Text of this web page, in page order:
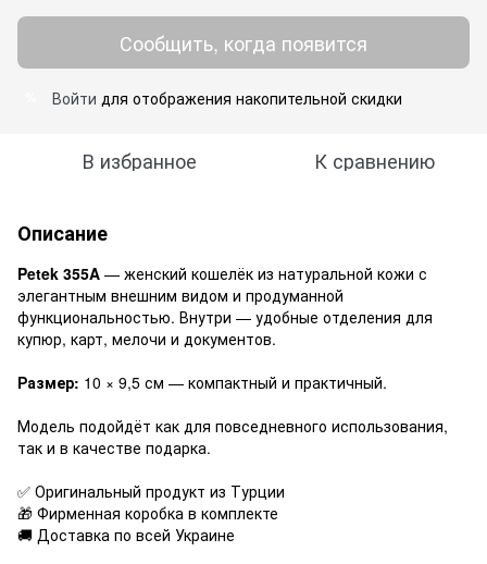
Сообщить, когда появится
Войти для отображения накопительной скидки
В избранное К сравнению
Описание
Petek 355A — женский кошелёк из натуральной кожи с
элегантным внешним видом и продуманной
функциональностью. Внутри — удобные отделения для
купюр, карт, мелочи и документов.
Размер: 10 × 9,5 см — компактный и практичный.
Модель подойдёт как для повседневного использования,
так и в качестве подарка.
✅ Оригинальный продукт из Турции
🎁 Фирменная коробка в комплекте
🚚 Доставка по всей Украине